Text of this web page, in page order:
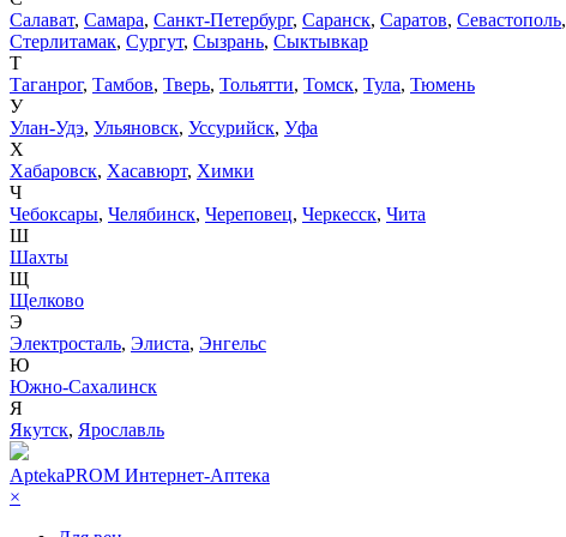
Салават, Самара, Санкт-Петербург, Саранск, Саратов, Севастополь,
Стерлитамак, Сургут, Сызрань, Сыктывкар
Т
Таганрог, Тамбов, Тверь, Тольятти, Томск, Тула, Тюмень
У
Улан-Удэ, Ульяновск, Уссурийск, Уфа
Х
Хабаровск, Хасавюрт, Химки
Ч
Чебоксары, Челябинск, Череповец, Черкесск, Чита
Ш
Шахты
Щ
Щелково
Э
Электросталь, Элиста, Энгельс
Ю
Южно-Сахалинск
Я
Якутск, Ярославль
AptekaPROM Интернет-Аптека
×